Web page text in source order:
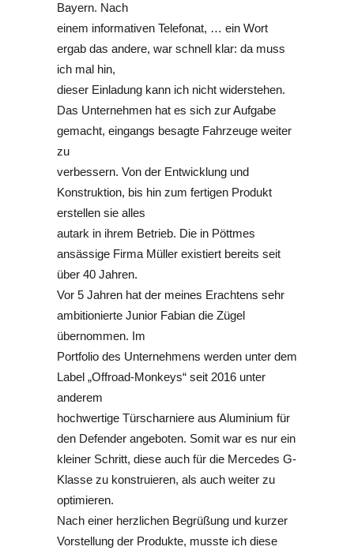
Bayern. Nach
einem informativen Telefonat, … ein Wort
ergab das andere, war schnell klar: da muss
ich mal hin,
dieser Einladung kann ich nicht widerstehen.
Das Unternehmen hat es sich zur Aufgabe
gemacht, eingangs besagte Fahrzeuge weiter
zu
verbessern. Von der Entwicklung und
Konstruktion, bis hin zum fertigen Produkt
erstellen sie alles
autark in ihrem Betrieb. Die in Pöttmes
ansässige Firma Müller existiert bereits seit
über 40 Jahren.
Vor 5 Jahren hat der meines Erachtens sehr
ambitionierte Junior Fabian die Zügel
übernommen. Im
Portfolio des Unternehmens werden unter dem
Label „Offroad-Monkeys“ seit 2016 unter
anderem
hochwertige Türscharniere aus Aluminium für
den Defender angeboten. Somit war es nur ein
kleiner Schritt, diese auch für die Mercedes G-
Klasse zu konstruieren, als auch weiter zu
optimieren.
Nach einer herzlichen Begrüßung und kurzer
Vorstellung der Produkte, musste ich diese